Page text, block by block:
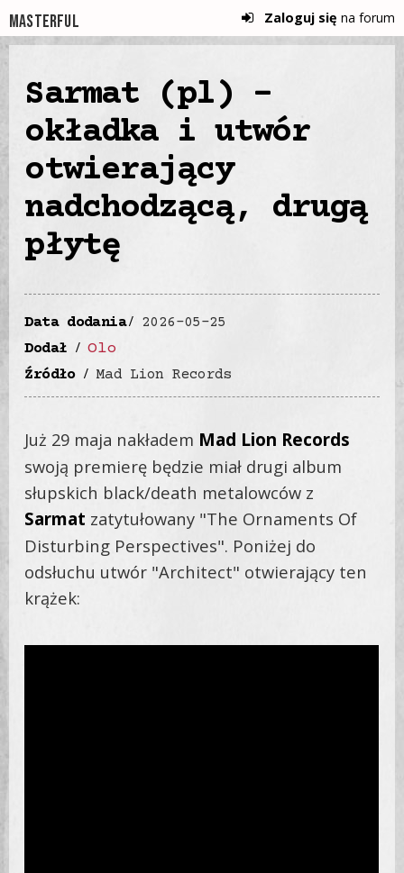
Masterful Zaloguj się na forum
Sarmat (pl) -
okładka i utwór
otwierający
nadchodzącą, drugą
płytę
Data dodania 2026-05-25
Dodał
Olo
Źródło Mad Lion Records
Już 29 maja nakładem Mad Lion Records
swoją premierę będzie miał drugi album
słupskich black/death metalowców z
Sarmat zatytułowany "The Ornaments Of
Disturbing Perspectives". Poniżej do
odsłuchu utwór "Architect" otwierający ten
krążek: